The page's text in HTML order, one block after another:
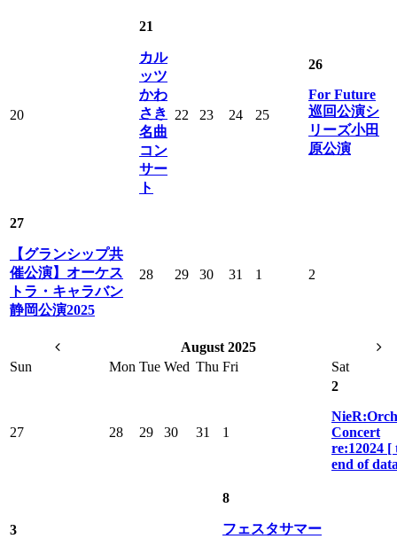
20
21
カル
ッツ
かわ
さき
名曲
コン
サー
ト
22 23 24 25
26
For Future
巡回公演シ
リーズ小田
原公演
27
【グランシップ共
催公演】オーケス
トラ・キャラバン
静岡公演2025
28 29 30 31 1 2
August 2025
Sun
Mon Tue Wed Thu Fri Sat
27 28 29 30 31 1
2
Concert
re:12024 [
end of
3
8
フェスタサマー